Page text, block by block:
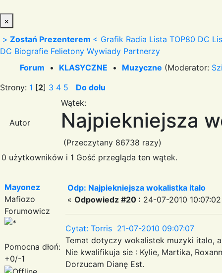
×
> Zostań Prezenterem < Grafik Radia Lista TOP80 DC
DC Biografie Felietony Wywiady Partnerzy
Forum • KLASYCZNE • Muzyczne (Moderator:
Strony: 1 [2] 3 4 5 Do dołu
Autor
Wątek:
Najpiekniejsza
(Przeczytany 86738 razy)
0 użytkowników i 1 Gość przegląda ten wątek.
Mayonez
Mafiozo
Forumowicz
Pomocna dłoń:
+0/-1
Odp: Najpiekniejsza wokalistka italo
« Odpowiedz #20 : 24-07-2010
Cytat: Torris 21-07-2010 09:07:07
Temat dotyczy wokalistek muzyki italo,
Nie kwalifikuja sie : Kylie, Martika,
Dorzucam Dianę Est.